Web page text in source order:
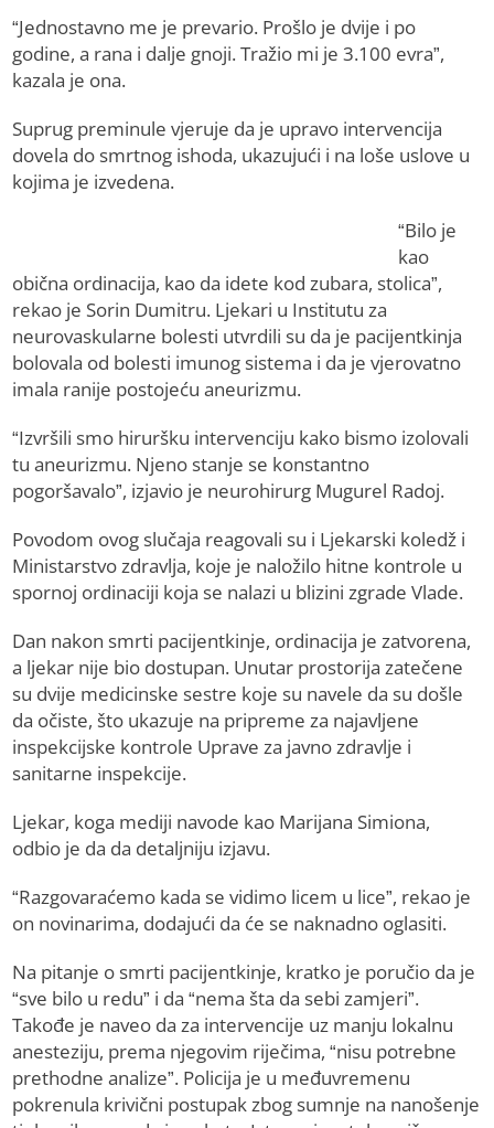
“Jednostavno me je prevario. Prošlo je dvije i po
godine, a rana i dalje gnoji. Tražio mi je 3.100 evra”,
kazala je ona.
Suprug preminule vjeruje da je upravo intervencija
dovela do smrtnog ishoda, ukazujući i na loše uslove u
kojima je izvedena.
“Bilo je
kao
obična ordinacija, kao da idete kod zubara, stolica”,
rekao je Sorin Dumitru. Ljekari u Institutu za
neurovaskularne bolesti utvrdili su da je pacijentkinja
bolovala od bolesti imunog sistema i da je vjerovatno
imala ranije postojeću aneurizmu.
“Izvršili smo hiruršku intervenciju kako bismo izolovali
tu aneurizmu. Njeno stanje se konstantno
pogoršavalo”, izjavio je neurohirurg Mugurel Radoj.
Povodom ovog slučaja reagovali su i Ljekarski koledž i
Ministarstvo zdravlja, koje je naložilo hitne kontrole u
spornoj ordinaciji koja se nalazi u blizini zgrade Vlade.
Dan nakon smrti pacijentkinje, ordinacija je zatvorena,
a ljekar nije bio dostupan. Unutar prostorija zatečene
su dvije medicinske sestre koje su navele da su došle
da očiste, što ukazuje na pripreme za najavljene
inspekcijske kontrole Uprave za javno zdravlje i
sanitarne inspekcije.
Ljekar, koga mediji navode kao Marijana Simiona,
odbio je da da detaljniju izjavu.
“Razgovaraćemo kada se vidimo licem u lice”, rekao je
on novinarima, dodajući da će se naknadno oglasiti.
Na pitanje o smrti pacijentkinje, kratko je poručio da je
“sve bilo u redu” i da “nema šta da sebi zamjeri”.
Takođe je naveo da za intervencije uz manju lokalnu
anesteziju, prema njegovim riječima, “nisu potrebne
prethodne analize”. Policija je u međuvremenu
pokrenula krivični postupak zbog sumnje na nanošenje